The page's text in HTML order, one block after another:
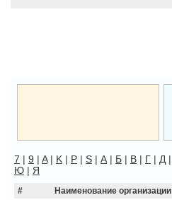
7 | 9 | A| K | P | S | А | Б | В | Г | Д |
Ю | Я
# Наименование организации